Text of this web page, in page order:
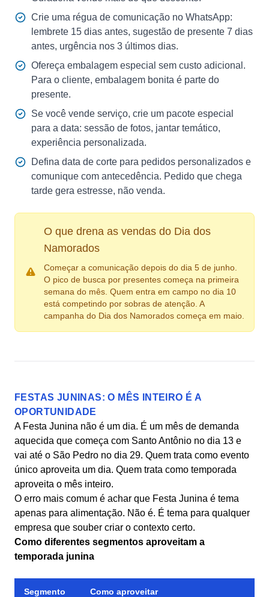
Crie uma régua de comunicação no WhatsApp:
lembrete 15 dias antes, sugestão de presente 7 dias
antes, urgência nos 3 últimos dias.
Ofereça embalagem especial sem custo adicional.
Para o cliente, embalagem bonita é parte do
presente.
Se você vende serviço, crie um pacote especial
para a data: sessão de fotos, jantar temático,
experiência personalizada.
Defina data de corte para pedidos personalizados e
comunique com antecedência. Pedido que chega
tarde gera estresse, não venda.
O que drena as vendas do Dia dos
Namorados
Começar a comunicação depois do dia 5 de junho.
O pico de busca por presentes começa na primeira
semana do mês. Quem entra em campo no dia 10
está competindo por sobras de atenção. A
campanha do Dia dos Namorados começa em maio.
FESTAS JUNINAS: O MÊS INTEIRO É A
OPORTUNIDADE
A Festa Junina não é um dia. É um mês de demanda
aquecida que começa com Santo Antônio no dia 13 e
vai até o São Pedro no dia 29. Quem trata como evento
único aproveita um dia. Quem trata como temporada
aproveita o mês inteiro.
O erro mais comum é achar que Festa Junina é tema
apenas para alimentação. Não é. É tema para qualquer
empresa que souber criar o contexto certo.
Como diferentes segmentos aproveitam a
temporada junina
Segmento Como aproveitar